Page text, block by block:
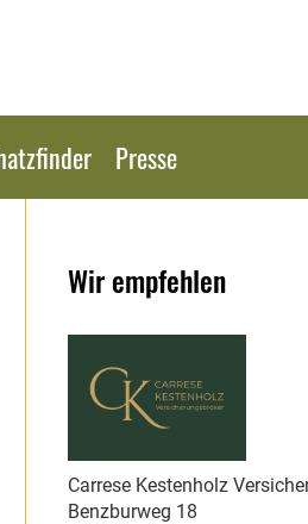
Presse
Wir empfehlen
Carrese Kestenholz
Benzburweg 18